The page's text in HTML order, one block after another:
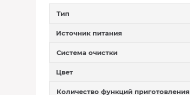
Тип
Источник питания
Система очистки
Цвет
Количество функций приготовления